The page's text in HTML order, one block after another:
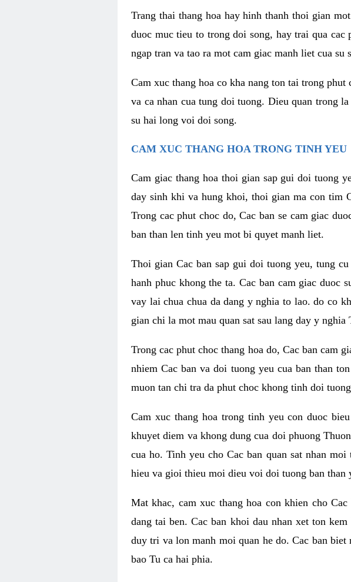
Trang thai thang hoa hay hinh thanh thoi gian
duoc muc tieu to trong doi song, hay trai qua
ngap tran va tao ra mot cam giac manh liet cua su
Cam xuc thang hoa co kha nang ton tai trong
va ca nhan cua tung doi tuong. Dieu quan trong
su hai long voi doi song.
CAM XUC THANG HOA TRONG TINH YEU
Cam giac thang hoa thoi gian sap gui doi tuong
day sinh khi va hung khoi, thoi gian ma con tim
Trong cac phut choc do, Cac ban se cam giac
ban than len tinh yeu mot bi quyet manh liet.
Thoi gian Cac ban sap gui doi tuong yeu, tung
hanh phuc khong the ta. Cac ban cam giac duoc
vay lai chua chua da dang y nghia to lao. do co
gian chi la mot mau quan sat sau lang day y nghia
Trong cac phut choc thang hoa do, Cac ban cam
nhiem Cac ban va doi tuong yeu cua ban than
muon tan chi tra da phut choc khong tinh doi
Cam xuc thang hoa trong tinh yeu con duoc
khuyet diem va khong dung cua doi phuong
cua ho. Tinh yeu cho Cac ban quan sat nhan
hieu va gioi thieu moi dieu voi doi tuong ban than
Mat khac, cam xuc thang hoa con khien cho
dang tai ben. Cac ban khoi dau nhan xet ton
duy tri va lon manh moi quan he do. Cac ban
bao Tu ca hai phia.